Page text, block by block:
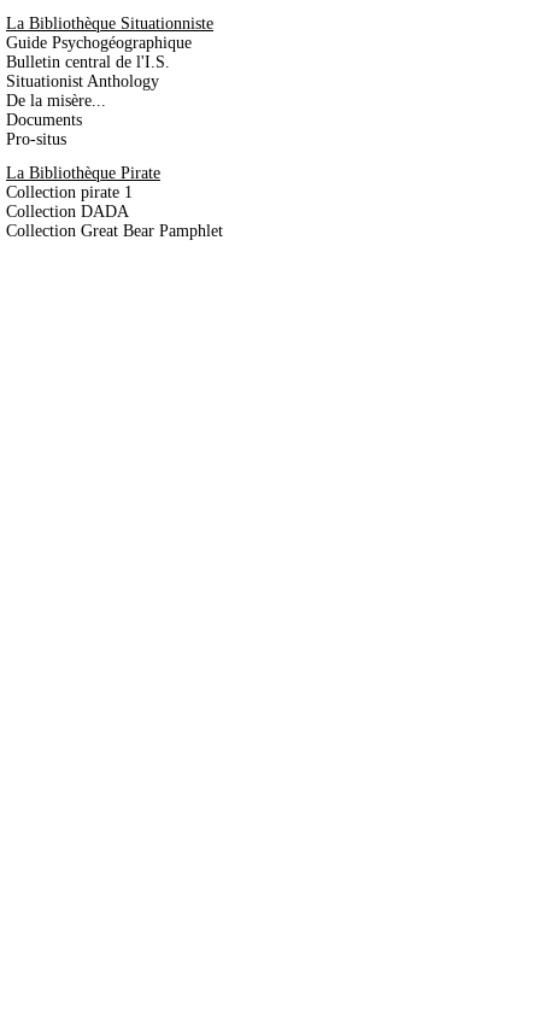
La Bibliothèque Situationniste
Guide Psychogéographique
Bulletin central de l'I.S.
Situationist Anthology
De la misère...
Documents
Pro-situs
La Bibliothèque Pirate
Collection pirate 1
Collection DADA
Collection Great Bear Pamphlet